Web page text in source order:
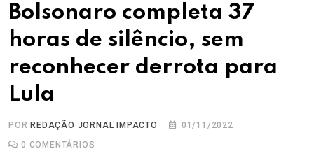
Bolsonaro completa 37
horas de silêncio, sem
reconhecer derrota para
Lula
POR REDAÇÃO JORNAL IMPACTO
01/11/2022
0 COMENTÁRIOS